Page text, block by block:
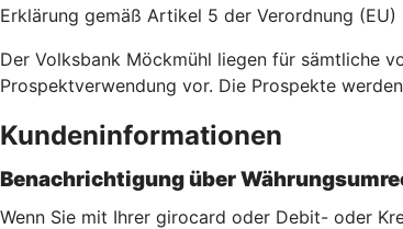
Erklärung gemäß Artikel 5 der Verordnung (EU)
Der Volksbank Möckmühl liegen für sämtliche
Prospektverwendung vor. Die Prospekte
Kundeninformationen
Benachrichtigung über
Wenn Sie mit Ihrer girocard oder Debit- oder